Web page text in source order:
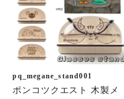
pq_megane_stand001
ポンコツクエスト 木製メ